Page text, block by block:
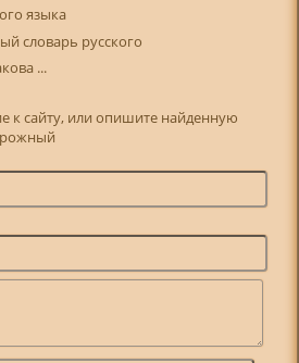
языка
словарь русского
...
к сайту, или опишите найденную